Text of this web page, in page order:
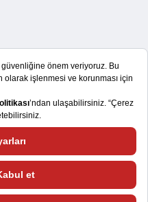
hedefliyoruz. Bu nedenle,
bulunduğunuza ilişkin verileri
daha fazla bilgi almak ve çerez